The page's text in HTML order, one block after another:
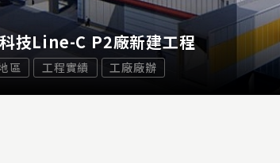
技Line-C P2廠新建工程
區 工程實績 工廠廠辦